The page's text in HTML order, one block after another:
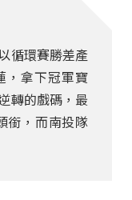
循環賽勝差產
，拿下冠軍寶
轉的戲碼，最
銜，而南投隊